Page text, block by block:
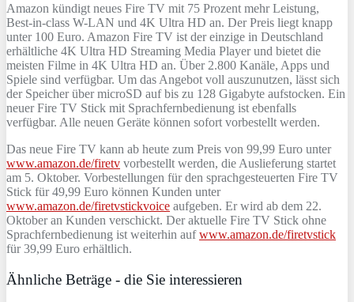
Amazon kündigt neues Fire TV mit 75 Prozent mehr Leistung,
Best-in-class W-LAN und 4K Ultra HD an. Der Preis liegt knapp
unter 100 Euro. Amazon Fire TV ist der einzige in Deutschland
erhältliche 4K Ultra HD Streaming Media Player und bietet die
meisten Filme in 4K Ultra HD an. Über 2.800 Kanäle, Apps und
Spiele sind verfügbar. Um das Angebot voll auszunutzen, lässt sich
der Speicher über microSD auf bis zu 128 Gigabyte aufstocken. Ein
neuer Fire TV Stick mit Sprachfernbedienung ist ebenfalls
verfügbar. Alle neuen Geräte können sofort vorbestellt werden.
Das neue Fire TV kann ab heute zum Preis von 99,99 Euro unter
www.amazon.de/firetv vorbestellt werden, die Auslieferung startet
am 5. Oktober. Vorbestellungen für den sprachgesteuerten Fire TV
Stick für 49,99 Euro können Kunden unter
www.amazon.de/firetvstickvoice aufgeben. Er wird ab dem 22.
Oktober an Kunden verschickt. Der aktuelle Fire TV Stick ohne
Sprachfernbedienung ist weiterhin aufwww.amazon.de/firetvstick
für 39,99 Euro erhältlich.
Ähnliche Beträge - die Sie interessieren